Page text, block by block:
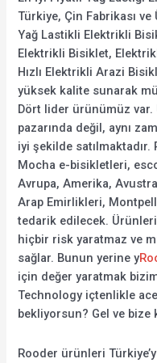
Türkiye, Çin Fabrikası ve
Yağ Lastikli Elektrikli
Elektrikli Bisiklet,
Hızlı Elektrikli Arazi
yüksek kalite sunarak
Dört lider ürünümüz var.
pazarında değil, aynı
iyi şekilde
Mocha e-bisikletleri,
Avrupa, Amerika,
Arap Emirlikleri,
tedarik edilecek.
hiçbir risk yaratmaz ve
sağlar. Bunun yerine y
için değer yaratmak bizim
Technology içtenlikle
bekliyorsun? Gel ve bize
Rooder ürünleri